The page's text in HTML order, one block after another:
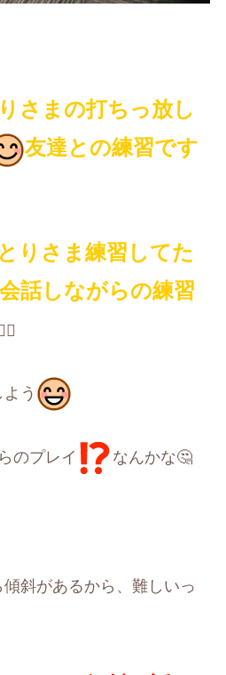
さまの打ちっ放し
友達との練習です
りさま練習してた
話しながらの練習
う
のプレイ なんかな🤔
斜があるから、難しいっ